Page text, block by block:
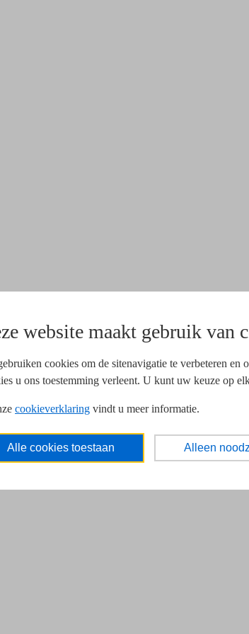
website maakt gebruik van
cookies om de sitenavigatie te verbeteren
u ons toestemming verleent. U kunt uw keuze op
cookieverklaring vindt u meer informatie.
Alle cookies toestaan Alleen